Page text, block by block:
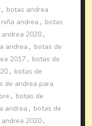
, botas andrea
andrea , botas
2020 ,
andrea , botas de
2017 , botas de
, botas de
de andrea para
, botas de
andrea , botas de
2020 ,